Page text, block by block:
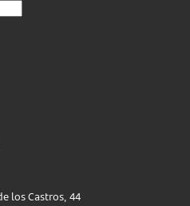
los Castros, 44